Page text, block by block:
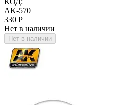
AK-570
‍330‍ Р
Нет в наличии
Нет в наличии